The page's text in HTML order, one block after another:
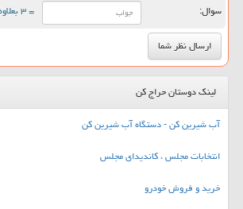
سوال: = ۳ بعلاوه ۵
لینک دوستان حراج کن
آب شیرین کن - دستگاه آب شیرین کن
انتخابات مجلس ، کاندیدای مجلس
خرید و فروش خودرو